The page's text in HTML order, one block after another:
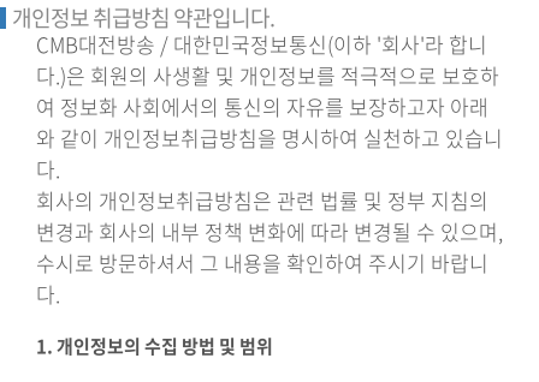
개인정보 취급방침 약관입니다.
CMB대전방송 / 대한민국정보통신(이하 '회사'라 합니
다.)은 회원의 사생활 및 개인정보를 적극적으로 보호하
여 정보화 사회에서의 통신의 자유를 보장하고자 아래
와 같이 개인정보취급방침을 명시하여 실천하고 있습니
다.
회사의 개인정보취급방침은 관련 법률 및 정부 지침의
변경과 회사의 내부 정책 변화에 따라 변경될 수 있으며,
수시로 방문하셔서 그 내용을 확인하여 주시기 바랍니
다.
1. 개인정보의 수집 방법 및 범위